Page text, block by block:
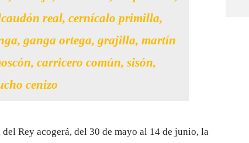
real, cernícalo primilla,
ganga ortega, grajilla, martín
carricero común, sisón,
cenizo
Rey acogerá, del 30 de mayo al 14 de junio, la